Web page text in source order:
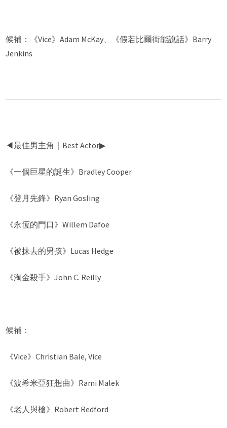
候補：《Vice》Adam McKay、《假若比爾街能說話》Barry
Jenkins
◀︎最佳男主角｜Best Actor▶︎
《一個巨星的誕生》Bradley Cooper
《登月先鋒》Ryan Gosling
《永恆的門口》Willem Dafoe
《被抹去的男孩》Lucas Hedge
《淘金殺手》John C. Reilly
候補：
《Vice》Christian Bale, Vice
《波希米亞狂想曲》Rami Malek
《老人與槍》Robert Redford